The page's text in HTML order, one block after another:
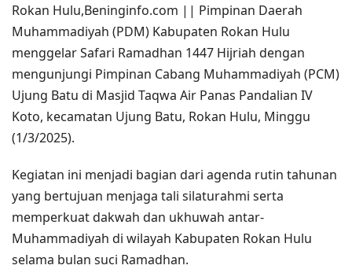
Rokan Hulu,Beninginfo.com || Pimpinan Daerah
Muhammadiyah (PDM) Kabupaten Rokan Hulu
menggelar Safari Ramadhan 1447 Hijriah dengan
mengunjungi Pimpinan Cabang Muhammadiyah (PCM)
Ujung Batu di Masjid Taqwa Air Panas Pandalian IV
Koto, kecamatan Ujung Batu, Rokan Hulu, Minggu
(1/3/2025).
Kegiatan ini menjadi bagian dari agenda rutin tahunan
yang bertujuan menjaga tali silaturahmi serta
memperkuat dakwah dan ukhuwah antar-
Muhammadiyah di wilayah Kabupaten Rokan Hulu
selama bulan suci Ramadhan.